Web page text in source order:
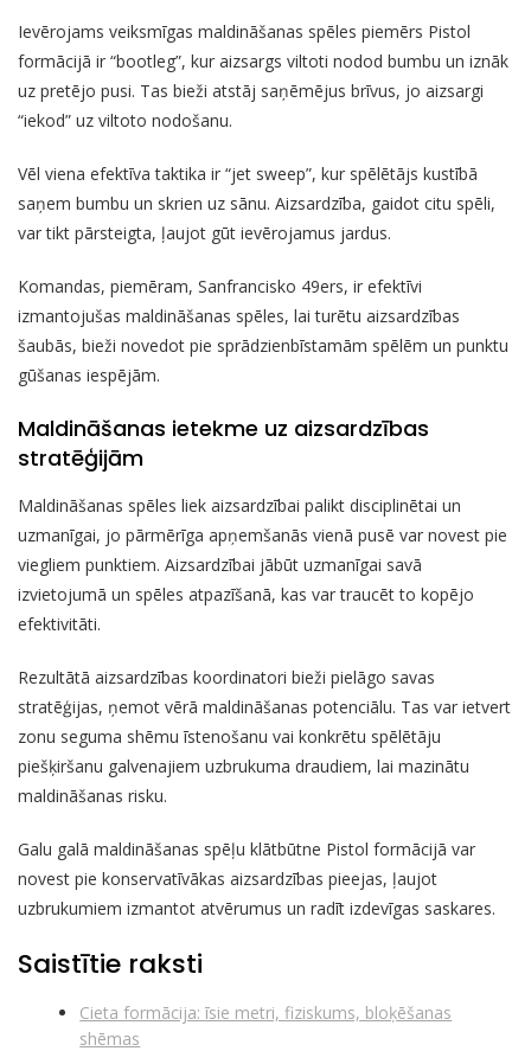
Ievērojams veiksmīgas maldināšanas spēles piemērs Pistol
formācijā ir “bootleg”, kur aizsargs viltoti nodod bumbu un iznāk
uz pretējo pusi. Tas bieži atstāj saņēmējus brīvus, jo aizsargi
“iekod” uz viltoto nodošanu.
Vēl viena efektīva taktika ir “jet sweep”, kur spēlētājs kustībā
saņem bumbu un skrien uz sānu. Aizsardzība, gaidot citu spēli,
var tikt pārsteigta, ļaujot gūt ievērojamus jardus.
Komandas, piemēram, Sanfrancisko 49ers, ir efektīvi
izmantojušas maldināšanas spēles, lai turētu aizsardzības
šaubās, bieži novedot pie sprādzienbīstamām spēlēm un punktu
gūšanas iespējām.
Maldināšanas ietekme uz aizsardzības
stratēģijām
Maldināšanas spēles liek aizsardzībai palikt disciplinētai un
uzmanīgai, jo pārmērīga apņemšanās vienā pusē var novest pie
viegliem punktiem. Aizsardzībai jābūt uzmanīgai savā
izvietojumā un spēles atpazīšanā, kas var traucēt to kopējo
efektivitāti.
Rezultātā aizsardzības koordinatori bieži pielāgo savas
stratēģijas, ņemot vērā maldināšanas potenciālu. Tas var ietvert
zonu seguma shēmu īstenošanu vai konkrētu spēlētāju
piešķiršanu galvenajiem uzbrukuma draudiem, lai mazinātu
maldināšanas risku.
Galu galā maldināšanas spēļu klātbūtne Pistol formācijā var
novest pie konservatīvākas aizsardzības pieejas, ļaujot
uzbrukumiem izmantot atvērumus un radīt izdevīgas saskares.
Saistītie raksti
Cieta formācija: īsie metri, fiziskums, bloķēšanas
shēmas